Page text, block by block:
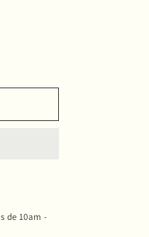
de 10am -